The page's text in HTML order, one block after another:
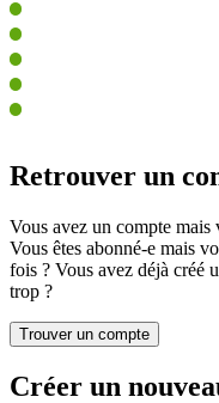
Retrouver un
Vous avez un compte mais
Vous êtes abonné-e mais
fois ? Vous avez déjà créé
trop ?
Créer un